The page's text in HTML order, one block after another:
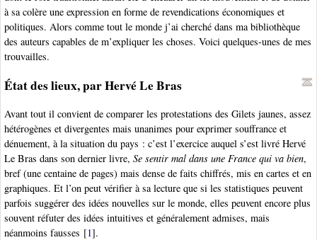
à sa colère une expression en forme de revendications économiques et
politiques. Alors comme tout le monde j’ai cherché dans ma bibliothèque
des auteurs capables de m’expliquer les choses. Voici quelques-unes de mes
trouvailles.
État des lieux, par Hervé Le Bras
Avant tout il convient de comparer les protestations des Gilets jaunes, assez
hétérogènes et divergentes mais unanimes pour exprimer souffrance et
dénuement, à la situation du pays : c’est l’exercice auquel s’est livré Hervé
Le Bras dans son dernier livre, Se sentir mal dans une France qui va bien,
bref (une centaine de pages) mais dense de faits chiffrés, mis en cartes et en
graphiques. Et l’on peut vérifier à sa lecture que si les statistiques peuvent
parfois suggérer des idées nouvelles sur le monde, elles peuvent encore plus
souvent réfuter des idées intuitives et généralement admises, mais
néanmoins fausses [1].